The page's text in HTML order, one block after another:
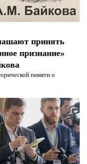
принять
признание»
памяти о